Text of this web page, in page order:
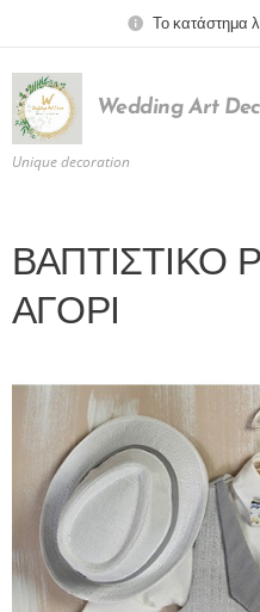
Το κατάστημα
Wedding Art
Unique decoration
ΒΑΠΤΙΣΤΙΚΟ
ΑΓΟΡΙ